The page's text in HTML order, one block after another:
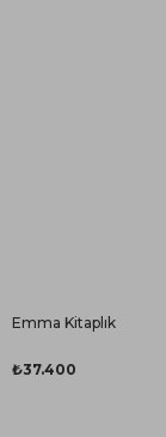
Emma Kitaplık
₺37.400